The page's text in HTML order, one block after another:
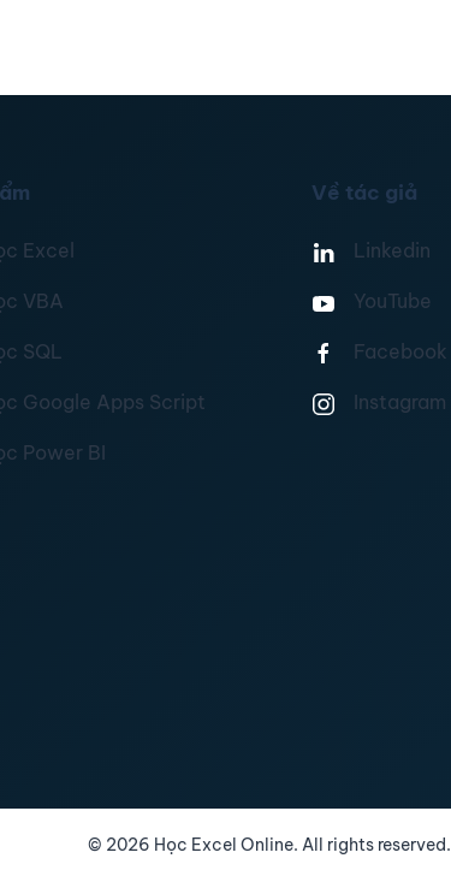
Excel
VBA
SQL
Google Apps Script
Power BI
Về tác giả
Linkedin
YouTube
Facebook
Instagram
© 2026 Học Excel Online. All rights reserved.